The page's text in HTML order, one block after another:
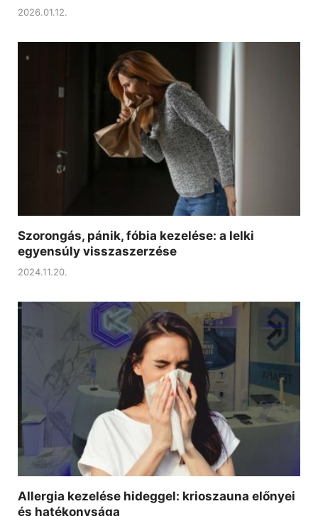
2026.01.12.
Szorongás, pánik, fóbia kezelése: a lelki
egyensúly visszaszerzése
2024.11.20.
Allergia kezelése hideggel: krioszauna előnyei
és hatékonysága